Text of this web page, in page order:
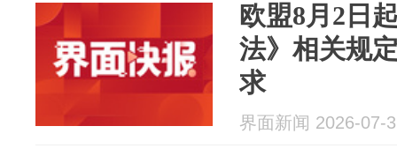
欧盟8月2日
法》相关规
求
界面新闻 2026-07-